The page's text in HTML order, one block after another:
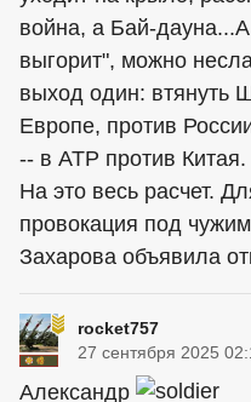
война, а Бай-
выгорит", можно
выход один: втянуть
Европе, против
-- в АТР против Китая.
На это весь расчет.
провокация под
Захарова объявила
rocket757
27 сентября 2025
Александр